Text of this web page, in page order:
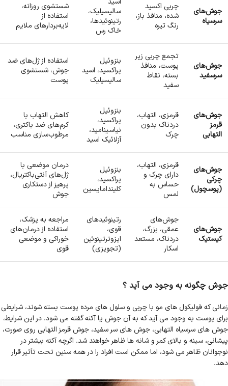
جوش‌های
سرسیاه
چربی اکسید
شده، منافذ باز،
رنگ تیره
سالیسیلیک،
رتینوئیدها،
خاک رس
شستشوی روزانه،
استفاده از
لایه‌بردارهای ملایم
جوش‌های
سرسفید
تجمع چربی زیر
پوست، منافذ
بسته، نقاط
سفید
بنزوئیل
پراکسید، اسید
سالیسیلیک
استفاده از ژل‌های ضد
جوش، شستشوی
پوست
جوش‌های
قرمز
التهابی
قرمزی، التهاب،
دردناک بدون
چرک
بنزوئیل
پراکسید،
نیاسینامید،
آزلائیک اسید
کاهش التهاب با
کرم‌های ضد باکتری،
مرطوب‌سازی مناسب
جوش‌های
چرکی
(پوسچول)
قرمزی، التهاب،
دارای چرک و
حساس به
لمس
بنزوئیل
پراکسید،
کلیندامایسین
درمان موضعی با
ژل‌های آنتی‌باکتریال،
پرهیز از دستکاری
جوش
جوش‌های
کیستیک
جوش‌های
عمقی، بزرگ،
دردناک، مستعد
اسکار
رتینوئیدهای
قوی،
ایزوترتینوئین
(تجویزی)
مراجعه به پزشک،
استفاده از درمان‌های
خوراکی و موضعی
قوی
جوش چگونه به وجود می آید ؟
زمانی که فولیکول های مو با چربی و سلول های مرده پوست بسته شوند، شرایطی
برای پوست به وجود می آید که به آن جوش یا آکنه گفته می شود. در این شرایط،
جوش های سرسیاه التهابی، جوش های سر سفید، جوش قرمز التهابی روی صورت،
پیشانی، سینه و بالای کمر و شانه ها ظاهر خواهند شد. اگرچه آکنه بیشتر در
نوجوانان ظاهر می شود، اما ممکن است افراد را در همه سنین تحت تأثیر قرار
دهد.